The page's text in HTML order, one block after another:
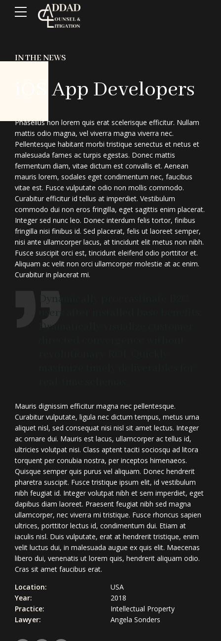
IN THE NEWS
iOS App Developers
Phasellus non lorem quis erat scelerisque efficitur. Nullam
mattis odio magna, vel viverra magna viverra nec.
Pellentesque habitant morbi tristique senectus et netus et
malesuada fames ac turpis egestas. Donec mattis
fermentum diam, vitae dictum est convallis et. Aenean
mauris lorem, sodales eget condimentum nec, faucibus
vitae est. Fusce vulputate odio non mollis commodo.
Curabitur efficitur id tellus at imperdiet. Vestibulum
commodo dui non eros fringilla, eget sagittis enim placerat.
Integer sed nunc leo. Donec interdum felis tortor, finibus
fringilla nisi finibus id. Sed placerat, felis ut laoreet semper,
nisi ante ullamcorper lacus, at tincidunt elit metus non nibh.
Fusce suscipit orci est, tincidunt eleifend odio porttitor et.
Aliquam ac velit non orci ullamcorper molestie at ac enim.
Curabitur in placerat mi.
Dynamically procrastinate B2C
users after installed base benefits.
Dramatically visualize customer
Mauris dignissim efficitur magna nec pellentesque.
Curabitur vulputate, ligula nec dictum tempus, metus urna
aliquet nisl, sed consequat nisi nisl sit amet lectus. Integer
ac ornare dui. Mauris est lacus, ullamcorper ac tellus id,
ultricies volutpat nisi. Class aptent taciti sociosqu ad litora
torquent per conubia nostra, per inceptos himenaeos.
Quisque semper quis purus vel aliquam. Donec hendrerit
pharetra suscipit. Fusce tristique ipsum elit, id vestibulum
nibh feugiat id. Integer volutpat nibh et sem imperdiet, eget
dapibus diam laoreet. Praesent feugiat nibh sed magna
ullamcorper, nec viverra mi tristique. Fusce rhoncus sapien
ultrices, porttitor lectus id, condimentum dui. Etiam at
iaculis nisl. Duis vulputate, erat at hendrerit tristique, enim
velit luctus dui, in malesuada augue ex quis elit. Maecenas
libero dui, venenatis ut lorem quis, hendrerit aliquam odio.
Cras sit amet faucibus erat.
Location:
USA
Year:
2018
Practice:
Intellectual Property
Lawyer:
Angela Sonders